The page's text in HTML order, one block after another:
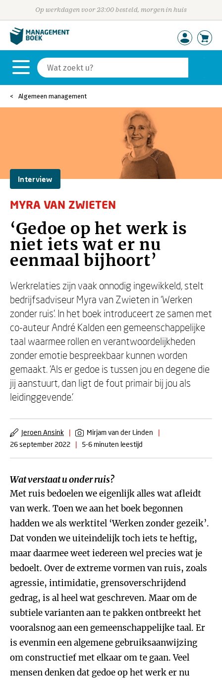
Op werkdagen voor 23:00 besteld, morgen in huis
Algemeen management
Interview
MYRA VAN ZWIETEN
‘Gedoe op het werk is
niet iets wat er nu
eenmaal bijhoort’
Werkrelaties zijn vaak onnodig ingewikkeld, stelt
bedrijfsadviseur Myra van Zwieten in ‘Werken
zonder ruis’. In het boek introduceert ze samen met
co-auteur André Kalden een gemeenschappelijke
taal waarmee rollen en verantwoordelijkheden
zonder emotie bespreekbaar kunnen worden
gemaakt. ‘Als er gedoe is tussen jou en degene die
jij aanstuurt, dan ligt de fout primair bij jou als
leidinggevende.’
Jeroen Ansink | Mirjam van der Linden
|
26 september 2022
| 5-6 minuten leestijd
Wat verstaat u onder ruis?
Met ruis bedoelen we eigenlijk alles wat afleidt
van werk. Toen we aan het boek begonnen
hadden we als werktitel ‘Werken zonder gezeik’.
Dat vonden we uiteindelijk toch iets te heftig,
maar daarmee weet iedereen wel precies wat je
bedoelt. Over de extreme vormen van ruis, zoals
agressie, intimidatie, grensoverschrijdend
gedrag, is al heel wat geschreven. Maar om de
subtiele varianten aan te pakken ontbreekt het
vooralsnog aan een gemeenschappelijke taal. Er
is evenmin een algemene gebruiksaanwijzing
om constructief met elkaar om te gaan. Veel
mensen denken dat gedoe op het werk er nu